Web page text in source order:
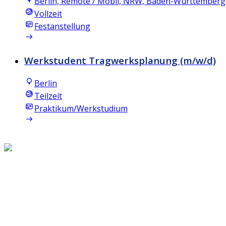
Vollzeit
Festanstellung
Werkstudent Tragwerksplanung (m/w/d)
Berlin
Teilzeit
Praktikum/Werkstudium